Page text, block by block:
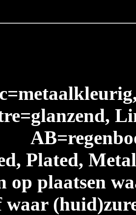
Plated,
op plaatsen
waar